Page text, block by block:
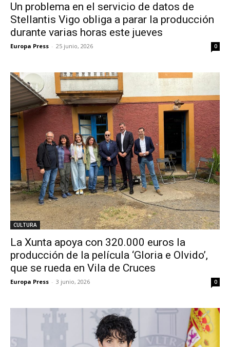
Un problema en el servicio de datos de
Stellantis Vigo obliga a parar la producción
durante varias horas este jueves
Europa Press - 25 junio, 2026 0
CULTURA
La Xunta apoya con 320.000 euros la
producción de la película ‘Gloria e Olvido’,
que se rueda en Vila de Cruces
Europa Press - 3 junio, 2026 0